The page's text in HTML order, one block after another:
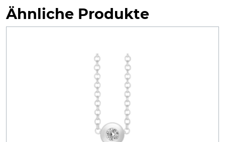
Ähnliche Produkte